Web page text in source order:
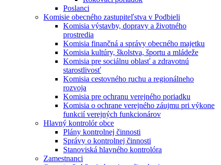
Poslanci
Komisie obecného zastupiteľstva v Podbieli
Komisia výstavby, dopravy a životného
prostredia
Komisia finančná a správy obecného majetku
Komisia kultúry, školstva, športu a mládeže
Komisia pre sociálnu oblasť a zdravotnú
starostlivosť
Komisia cestovného ruchu a regionálneho
rozvoja
Komisia pre ochranu verejného poriadku
Komisia o ochrane verejného záujmu pri výkone
funkcií verejných funkcionárov
Hlavný kontrolór obce
Plány kontrolnej činnosti
Správy o kontrolnej činnosti
Stanoviská hlavného kontrolóra
Zamestnanci